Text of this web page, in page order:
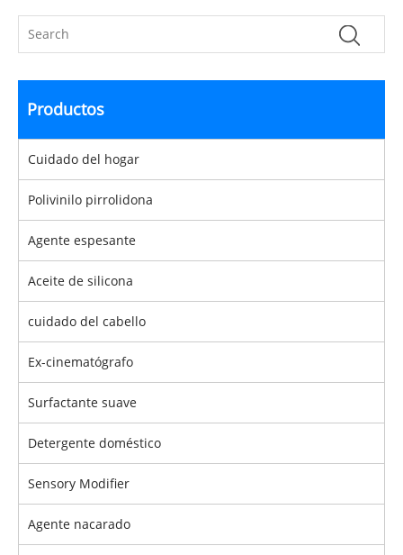
Productos
Cuidado del hogar
Polivinilo pirrolidona
Agente espesante
Aceite de silicona
cuidado del cabello
Ex-cinematógrafo
Surfactante suave
Detergente doméstico
Sensory Modifier
Agente nacarado